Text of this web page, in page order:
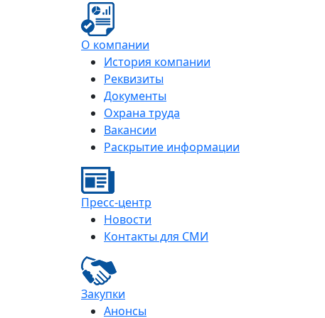
О компании
История компании
Реквизиты
Документы
Охрана труда
Вакансии
Раскрытие информации
Пресс-центр
Новости
Контакты для СМИ
Закупки
Анонсы